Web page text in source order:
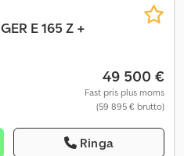
E 165 Z +
49 500 €
Fast pris plus moms
(59 895 € brutto)
Ringa